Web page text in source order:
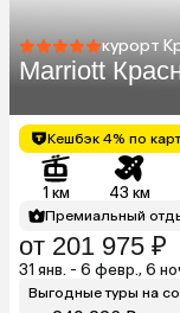
курорт
Marriott
Кешбэк 4% по
1 км 43 км
Премиальный
от 201 975 ₽
31 янв. - 6 февр., 6
Выгодные туры на